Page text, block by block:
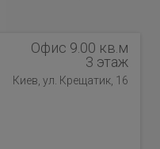
Офис 9.00 кв.м
3 этаж
Киев, ул. Крещатик, 16